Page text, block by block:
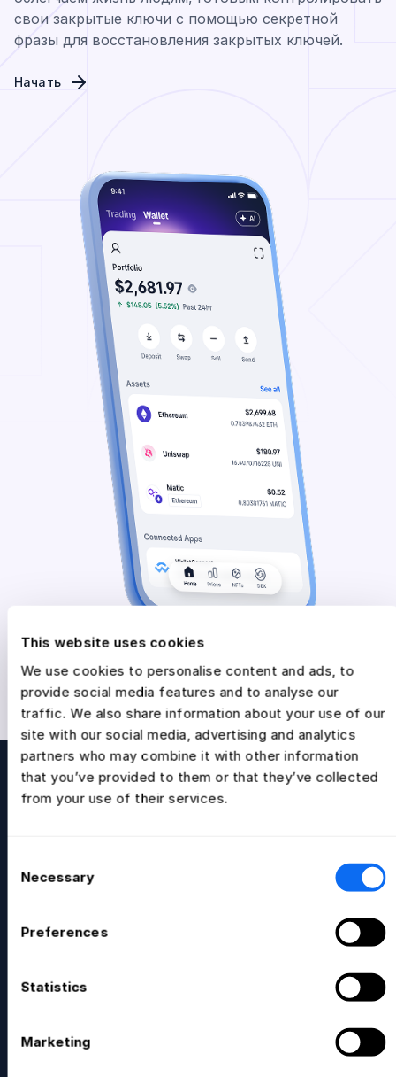
This website uses cookies
We use cookies to personalise content and ads, to
provide social media features and to analyse our
traffic. We also share information about your use of our
site with our social media, advertising and analytics
partners who may combine it with other information
that you’ve provided to them or that they’ve collected
from your use of their services.
Selection
Necessary
Preferences
Statistics
Marketing
свои закрытые ключи с помощью секретной
фразы для восстановления закрытых ключей.
Начать
Торгуйте самыми горячими
мемкойнами легко и безопасно
Размещённые монеты +